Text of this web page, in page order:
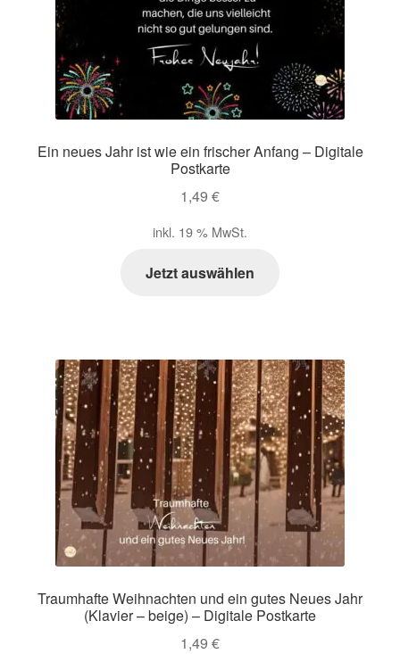
Ein neues Jahr ist wie ein frischer Anfang – Digitale
Postkarte
1,49 €
inkl. 19 % MwSt.
Jetzt auswählen
Traumhafte Weihnachten und ein gutes Neues Jahr
(Klavier – beige) – Digitale Postkarte
1,49 €